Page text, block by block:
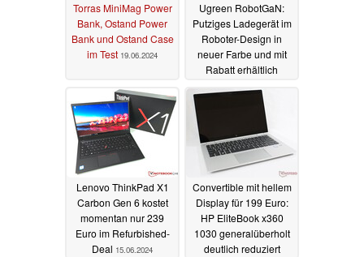
Torras MiniMag Power
Bank, Ostand Power
Bank und Ostand Case
im Test 19.06.2024
Ugreen RobotGaN:
Putziges Ladegerät im
Roboter-Design in
neuer Farbe und mit
Rabatt erhältlich
17.06.2024
Lenovo ThinkPad X1
Carbon Gen 6 kostet
momentan nur 239
Euro im Refurbished-
Deal 15.06.2024
Convertible mit hellem
Display für 199 Euro:
HP EliteBook x360
1030 generalüberholt
deutlich reduziert